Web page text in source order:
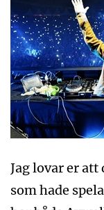
Jag lovar er
som hade